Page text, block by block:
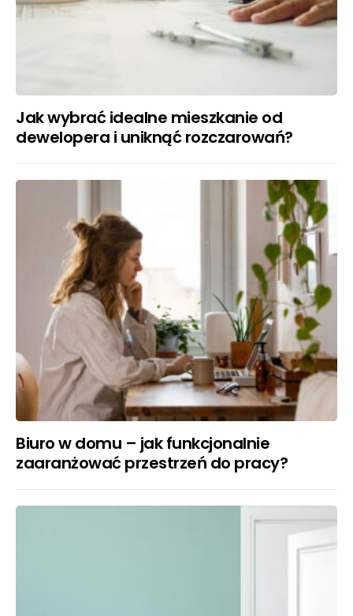
Jak wybrać idealne mieszkanie od
dewelopera i uniknąć rozczarowań?
Biuro w domu – jak funkcjonalnie
zaaranżować przestrzeń do pracy?